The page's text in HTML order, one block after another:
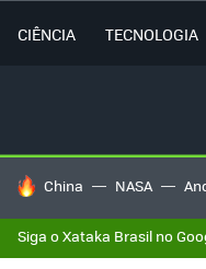
CIÊNCIA TECNOLOGIA
TENDÊNCIAS DO DIA
China NASA
Siga o Xataka Brasil no